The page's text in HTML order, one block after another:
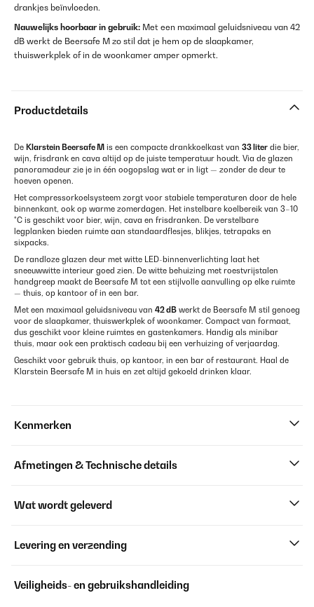
drankjes beïnvloeden.
Nauwelijks hoorbaar in gebruik: Met een maximaal geluidsniveau van 42
dB werkt de Beersafe M zo stil dat je hem op de slaapkamer,
thuiswerkplek of in de woonkamer amper opmerkt.
Productdetails
De Klarstein Beersafe M is een compacte drankkoelkast van 33 liter die bier,
wijn, frisdrank en cava altijd op de juiste temperatuur houdt. Via de glazen
panoramadeur zie je in één oogopslag wat er in ligt — zonder de deur te
hoeven openen.
Het compressorkoelsysteem zorgt voor stabiele temperaturen door de hele
binnenkant, ook op warme zomerdagen. Het instelbare koelbereik van 3–10
°C is geschikt voor bier, wijn, cava en frisdranken. De verstelbare
legplanken bieden ruimte aan standaardflesjes, blikjes, tetrapaks en
sixpacks.
De randloze glazen deur met witte LED-binnenverlichting laat het
sneeuwwitte interieur goed zien. De witte behuizing met roestvrijstalen
handgreep maakt de Beersafe M tot een stijlvolle aanvulling op elke ruimte
— thuis, op kantoor of in een bar.
Met een maximaal geluidsniveau van 42 dB werkt de Beersafe M stil genoeg
voor de slaapkamer, thuiswerkplek of woonkamer. Compact van formaat,
dus geschikt voor kleine ruimtes en gastenkamers. Handig als minibar
thuis, maar ook een praktisch cadeau bij een verhuizing of verjaardag.
Geschikt voor gebruik thuis, op kantoor, in een bar of restaurant. Haal de
Klarstein Beersafe M in huis en zet altijd gekoeld drinken klaar.
Kenmerken
Afmetingen & Technische details
Wat wordt geleverd
Levering en verzending
Veiligheids- en gebruikshandleiding